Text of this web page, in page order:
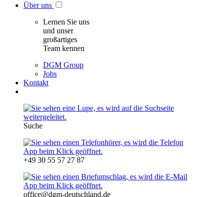
Über uns
Lernen Sie uns
und unser
großartiges
Team kennen
DGM Group
Jobs
Kontakt
Suche
+49 30 55 57 27 87
office@dgm-deutschland.de